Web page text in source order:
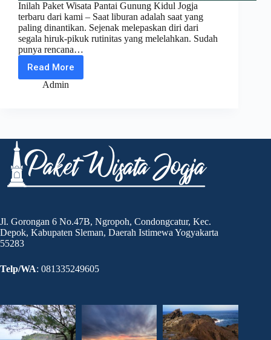
Inilah Paket Wisata Pantai Gunung Kidul Jogja
terbaru dari kami – Saat liburan adalah saat yang
paling dinantikan. Sejenak melepaskan diri dari
segala hiruk-pikuk rutinitas yang melelahkan. Sudah
punya rencana…
Read More
Paket
Wisata
Admin
Jl. Gorongan 6 No.47B, Ngropoh, Condongcatur, Kec.
Depok, Kabupaten Sleman, Daerah Istimewa Yogyakarta
55283
Telp/WA: 081335249605